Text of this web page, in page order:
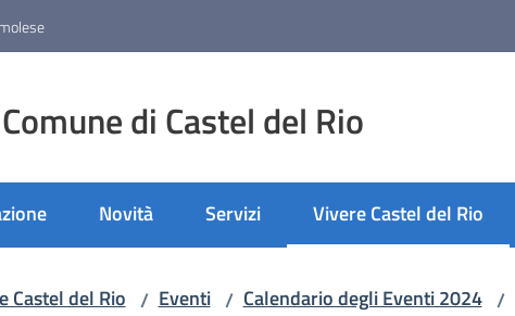
Comune di Castel del Rio
Novità Servizi Vivere Castel del Rio
Menu selezionato
Castel del Rio / Eventi / Calendario degli Eventi 2024 /